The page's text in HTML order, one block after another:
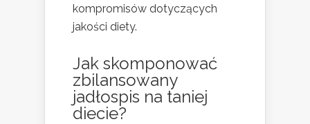
kompromisów dotyczących
jakości diety.
Jak skomponować
zbilansowany
jadłospis na taniej
diecie?